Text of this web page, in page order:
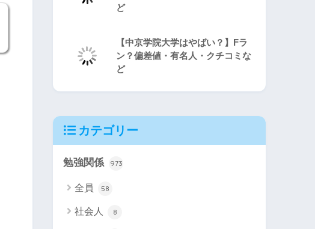
ど
【中京学院大学はやばい？】Fラ
ン？偏差値・有名人・クチコミな
ど
カテゴリー
勉強関係 973
全員 58
社会人 8